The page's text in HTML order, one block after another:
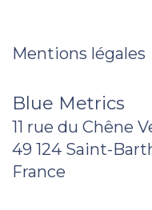
Mentions légales
Blue Metrics
11 rue du Chêne
49 124 Saint-
France